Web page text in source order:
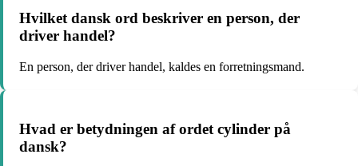
Hvilket dansk ord beskriver en person, der
driver handel?
En person, der driver handel, kaldes en forretningsmand.
Hvad er betydningen af ordet cylinder på
dansk?